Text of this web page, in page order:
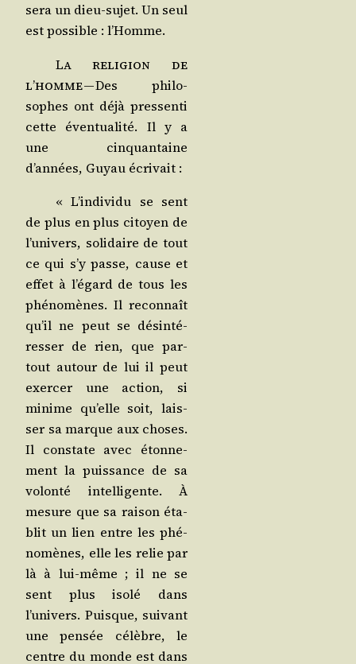
sera un dieu-sujet. Un seul
est pos­sible : l’Homme.
La reli­gion de
l’homme— Des phi­lo­
sophes ont déjà pres­sen­ti
cette éven­tua­li­té. Il y a
une cin­quan­taine
d’années, Guyau écrivait :
« L’individu se sent
de plus en plus citoyen de
l’univers, soli­daire de tout
ce qui s’y passe, cause et
effet à l’égard de tous les
phé­no­mènes. Il recon­naît
qu’il ne peut se dés­in­té­
res­ser de rien, que par­
tout autour de lui il peut
exer­cer une action, si
minime qu’elle soit, lais­
ser sa marque aux choses.
Il constate avec éton­ne­
ment la puis­sance de sa
volon­té intel­li­gente. À
mesure que sa rai­son éta­
blit un lien entre les phé­
no­mènes, elle les relie par
là à lui-même ; il ne se
sent plus iso­lé dans
l’univers. Puisque, sui­vant
une pen­sée célèbre, le
centre du monde est dans